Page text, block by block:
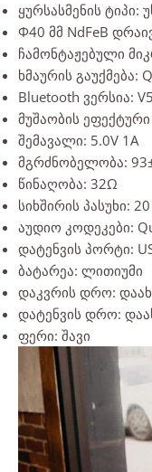
ყურსასმენის ტიპი:
Φ40 მმ NdFeB
ჩამონტაჟებული
ხმაურის გაუქმება:
Bluetooth ვერსია:
მუშაობის
შემავალი: 5.0V 1A
მგრძნობელობა:
წინაღობა: 32Ω
სიხშირის პასუხი:
აუდიო კოდეკები:
დატენვის პორტი:
ბატარეა: ლითიუმი
დაკვრის დრო:
დატენვის დრო:
ფერი: შავი